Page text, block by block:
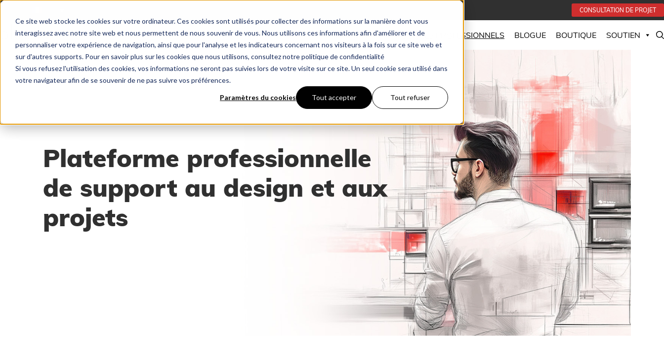
Ce site web stocke les cookies sur votre ordinateur. Ces cookies sont utilisés pour collecter des informations sur la manière dont vous
interagissez avec notre site web et nous permettent de nous souvenir de vous. Nous utilisons ces informations afin d'améliorer et de
personnaliser votre expérience de navigation, ainsi que pour l'analyse et les indicateurs concernant nos visiteurs à la fois sur ce site web et
sur d'autres supports. Pour en savoir plus sur les cookies que nous utilisons, consultez notre politique de confidentialité
Si vous refusez l'utilisation des cookies, vos informations ne seront pas suivies lors de votre visite sur ce site. Un seul cookie sera utilisé dans
votre navigateur afin de se souvenir de ne pas suivre vos préférences.
Paramètres du cookies Tout accepter Tout refuser
CONSULTATION DE PROJET
CHEMINÉES POUR LES PROFESSIONNELS BLOGUE BOUTIQUE SOUTIEN
Plateforme professionnelle
de support au design et aux
projets